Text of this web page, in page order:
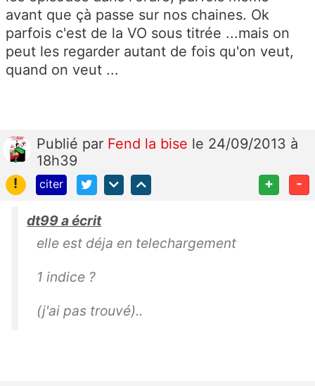
avant que çà passe sur nos chaines. Ok
parfois c'est de la VO sous titrée ...mais on
peut les regarder autant de fois qu'on veut,
quand on veut ...
Publié par Fend la bise le 24/09/2013 à
18h39
!
citer + -
dt99 a écrit
elle est déja en telechargement
1 indice ?
(j'ai pas trouvé)..